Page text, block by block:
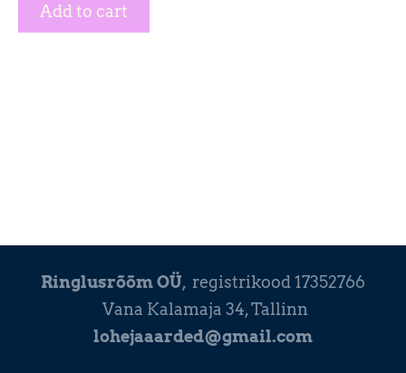
Add to cart
Ringlusrõõm OÜ, registrikood 17352766
Vana Kalamaja 34, Tallinn
lohejaaarded@gmail.com